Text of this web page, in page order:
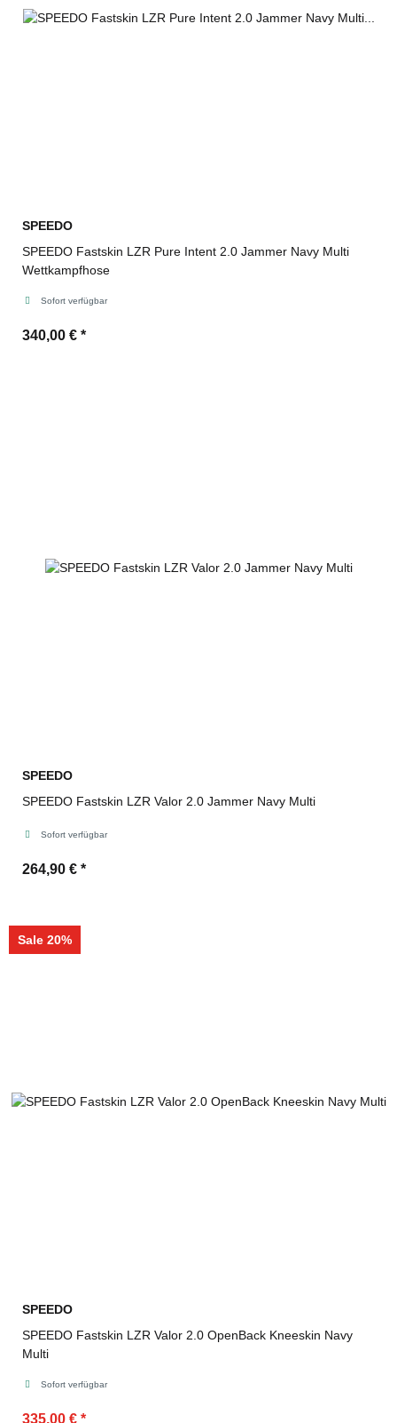
SPEEDO
SPEEDO Fastskin LZR Pure Intent 2.0 Jammer Navy Multi
Wettkampfhose
Sofort verfügbar
340,00 € *
SPEEDO
SPEEDO Fastskin LZR Valor 2.0 Jammer Navy Multi
Sofort verfügbar
264,90 € *
Sale 20%
SPEEDO
SPEEDO Fastskin LZR Valor 2.0 OpenBack Kneeskin Navy
Multi
Sofort verfügbar
335,00 € *